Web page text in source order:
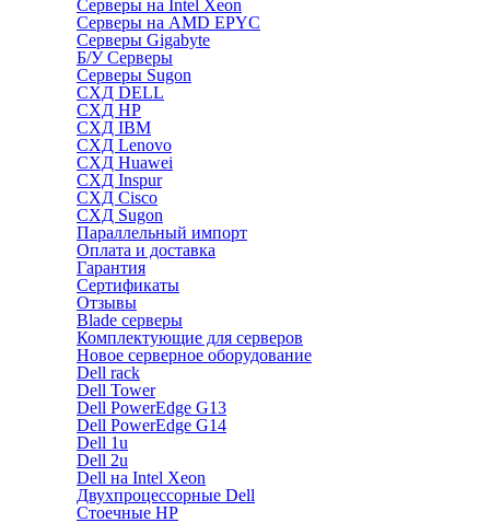
Серверы на Intel Xeon
Серверы на AMD EPYC
Серверы Gigabyte
Б/У Серверы
Серверы Sugon
СХД DELL
СХД HP
СХД IBM
СХД Lenovo
СХД Huawei
СХД Inspur
СХД Cisco
СХД Sugon
Параллельный импорт
Оплата и доставка
Гарантия
Сертификаты
Отзывы
Blade серверы
Комплектующие для серверов
Новое серверное оборудование
Dell rack
Dell Tower
Dell PowerEdge G13
Dell PowerEdge G14
Dell 1u
Dell 2u
Dell на Intel Xeon
Двухпроцессорные Dell
Стоечные HP